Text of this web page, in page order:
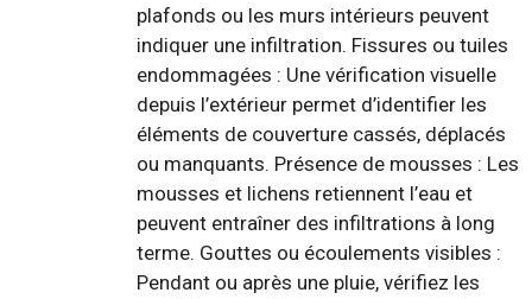
plafonds ou les murs intérieurs peuvent
indiquer une infiltration. Fissures ou tuiles
endommagées : Une vérification visuelle
depuis l’extérieur permet d’identifier les
éléments de couverture cassés, déplacés
ou manquants. Présence de mousses : Les
mousses et lichens retiennent l’eau et
peuvent entraîner des infiltrations à long
terme. Gouttes ou écoulements visibles :
Pendant ou après une pluie, vérifiez les